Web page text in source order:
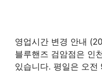
영업시간 변경 안내
블루핸즈 검암점은 인
있습니다. 평일은 오